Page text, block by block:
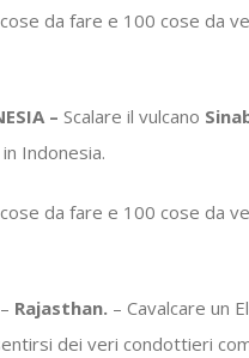
– Scalare il vulcano
Indonesia.
– Rajasthan. – Cavalcare un
dei veri condottieri